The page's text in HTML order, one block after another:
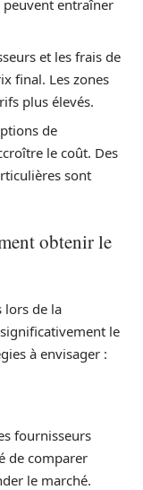
peuvent entraîner
et les frais de
final. Les zones
plus élevés.
de
le coût. Des
sont
obtenir le
lors de la
le
à envisager :
fournisseurs
de comparer
le marché.